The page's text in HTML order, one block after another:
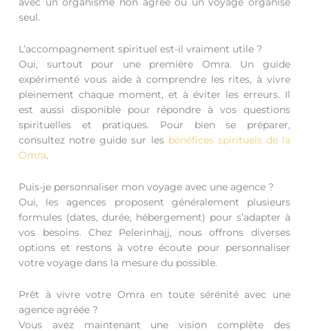
seul.
L’accompagnement spirituel est-il vraiment utile ?
Oui, surtout pour une première Omra. Un guide
expérimenté vous aide à comprendre les rites, à vivre
pleinement chaque moment, et à éviter les erreurs. Il
est aussi disponible pour répondre à vos questions
spirituelles et pratiques. Pour bien se préparer,
consultez notre guide sur les bénéfices spirituels de la
Omra.
Puis-je personnaliser mon voyage avec une agence ?
Oui, les agences proposent généralement plusieurs
formules (dates, durée, hébergement) pour s’adapter à
vos besoins. Chez Pelerinhajj, nous offrons diverses
options et restons à votre écoute pour personnaliser
votre voyage dans la mesure du possible.
Prêt à vivre votre Omra en toute sérénité avec une
agence agréée ?
Vous avez maintenant une vision complète des